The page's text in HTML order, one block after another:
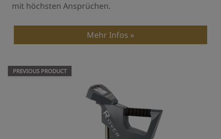
mit höchsten Ansprüchen.
Mehr Infos
PREVIOUS PRODUCT